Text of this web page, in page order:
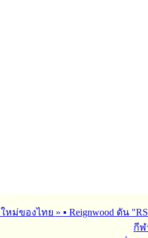
หม่ของไทย » ▪︎ Reignwood ดัน
กีฬ